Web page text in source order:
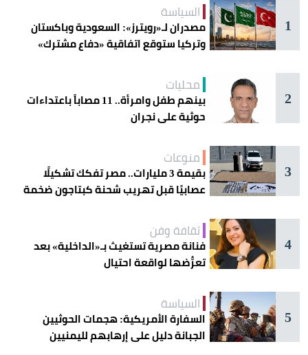
1
السياسة
مصدران لـ«رويترز»: السعودية وباكستان
وتركيا ستوقع اتفاقية «دفاع مشترك»
2
محليات
بينهم طفل وامرأة.. 11 مصاباً باعتداءات
حوثية على نجران
3
منوعات
بقيمة 3 مليارات.. مصر تفكك تشكيلًا
عصابيًا قبل تهريب شحنة كبتاجون ضخمة
4
ثقافة وفن
فنانة مصرية تستغيث بـ«الداخلية» بعد
تعرُّضها لواقعة احتيال
5
السياسة
السفارة الأمريكية: هجمات الحوثيين
الجبانة دليل على إرهابهم لليمنيين